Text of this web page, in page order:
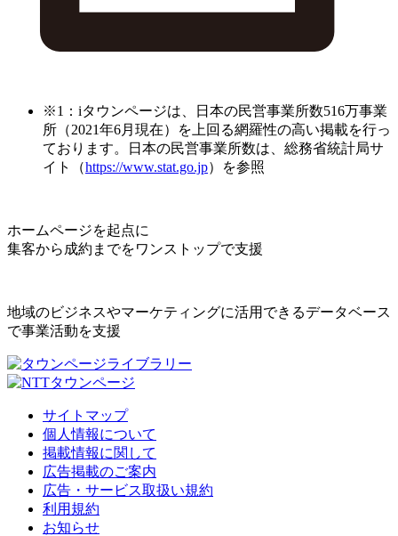
※1：iタウンページは、日本の民営事業所数516万事業
所（2021年6月現在）を上回る網羅性の高い掲載を行っ
ております。日本の民営事業所数は、総務省統計局サ
イト（https://www.stat.go.jp）を参照
ホームページを起点に
集客から成約までをワンストップで支援
地域のビジネスやマーケティングに活用できるデータベース
で事業活動を支援
サイトマップ
個人情報について
掲載情報に関して
広告掲載のご案内
広告・サービス取扱い規約
利用規約
お知らせ